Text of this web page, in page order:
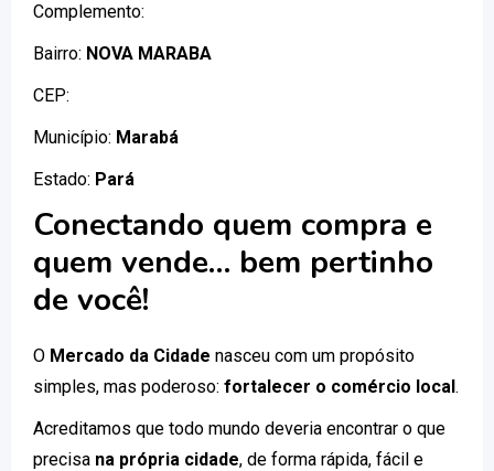
Complemento:
Bairro: NOVA MARABA
CEP:
Município: Marabá
Estado: Pará
Conectando quem compra e
quem vende… bem pertinho
de você!
O Mercado da Cidade nasceu com um propósito
simples, mas poderoso: fortalecer o comércio local.
Acreditamos que todo mundo deveria encontrar o que
precisa na própria cidade, de forma rápida, fácil e